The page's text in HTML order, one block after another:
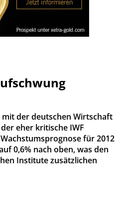
der deutschen Wirtschaft
eher kritische IWF
für 2012
0,6% nach oben, was den
Institute zusätzlichen